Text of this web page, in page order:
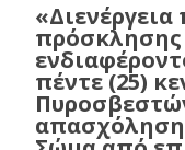
πέντε (25)